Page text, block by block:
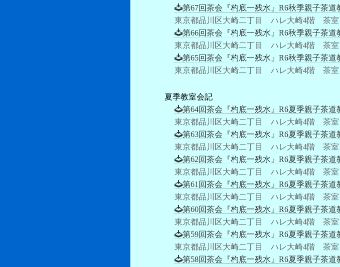
第67回茶会『杓底一残水』R6秋季親子茶道
東京都品川区大崎二丁目 ハレ大崎4階 茶室
第66回茶会『杓底一残水』R6秋季親子茶道
東京都品川区大崎二丁目 ハレ大崎4階 茶室
第65回茶会『杓底一残水』R6秋季親子茶道
東京都品川区大崎二丁目 ハレ大崎4階 茶室
夏季教室会記
第64回茶会『杓底一残水』R6夏季親子茶道
東京都品川区大崎二丁目 ハレ大崎4階 茶室
第63回茶会『杓底一残水』R6夏季親子茶道
東京都品川区大崎二丁目 ハレ大崎4階 茶室
第62回茶会『杓底一残水』R6夏季親子茶道
東京都品川区大崎二丁目 ハレ大崎4階 茶室
第61回茶会『杓底一残水』R6夏季親子茶道
東京都品川区大崎二丁目 ハレ大崎4階 茶室
第60回茶会『杓底一残水』R6夏季親子茶道
東京都品川区大崎二丁目 ハレ大崎4階 茶室
第59回茶会『杓底一残水』R6夏季親子茶道
東京都品川区大崎二丁目 ハレ大崎4階 茶室
第58回茶会『杓底一残水』R6夏季親子茶道